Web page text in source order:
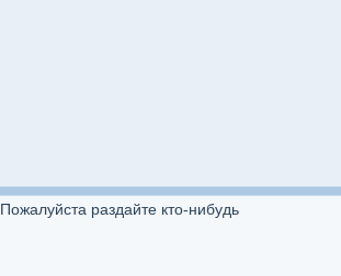
Пожалуйста раздайте кто-нибудь